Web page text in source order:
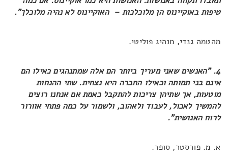
טיפות באוקיינוס הן מלוכלכות – האוקיינוס לא נהיה מלוכלך".
מהטמה גנדי, מנהיג פוליטי.
4. "האנשים שאני מעריך ביותר הם אלה שמתנהגים כאילו הם
אינם בני תמותה וכאילו החברה היא נצחית. שתי ההנחות
מוטעות, אך שתיהן צריכות להתקבל כאמת אם אנחנו רוצים
להמשיך לאכול, לעבוד ולאהוב, ולשמור על כמה פתחי אוורור
לרוח האנושית".
א. מ. פורסטר, סופר.